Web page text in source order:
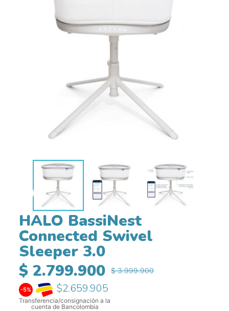

HALO BassiNest
Connected Swivel
Sleeper 3.0
$ 2.799.900
$ 3.999.900
-5% $2.659.905
Transferencia/consignación a la
cuenta de Bancolombia